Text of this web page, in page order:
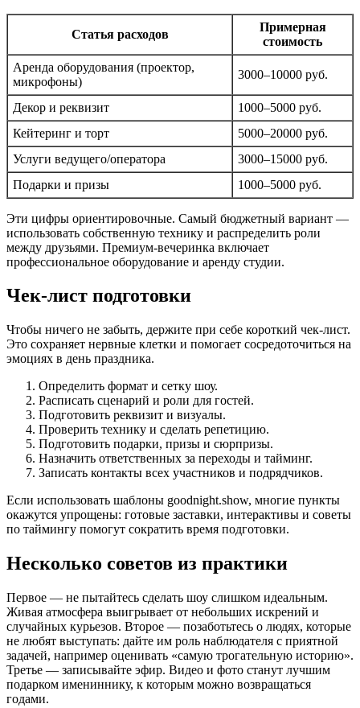
Статья расходов
Примерная
стоимость
Аренда оборудования (проектор,
микрофоны)
3000–10000 руб.
Декор и реквизит
1000–5000 руб.
Кейтеринг и торт
5000–20000 руб.
Услуги ведущего/оператора
3000–15000 руб.
Подарки и призы
1000–5000 руб.
Эти цифры ориентировочные. Самый бюджетный вариант —
использовать собственную технику и распределить роли
между друзьями. Премиум-вечеринка включает
профессиональное оборудование и аренду студии.
Чек-лист подготовки
Чтобы ничего не забыть, держите при себе короткий чек-лист.
Это сохраняет нервные клетки и помогает сосредоточиться на
эмоциях в день праздника.
Определить формат и сетку шоу.
Расписать сценарий и роли для гостей.
Подготовить реквизит и визуалы.
Проверить технику и сделать репетицию.
Подготовить подарки, призы и сюрпризы.
Назначить ответственных за переходы и тайминг.
Записать контакты всех участников и подрядчиков.
Если использовать шаблоны goodnight.show, многие пункты
окажутся упрощены: готовые заставки, интерактивы и советы
по таймингу помогут сократить время подготовки.
Несколько советов из практики
Первое — не пытайтесь сделать шоу слишком идеальным.
Живая атмосфера выигрывает от небольших искрений и
случайных курьезов. Второе — позаботьтесь о людях, которые
не любят выступать: дайте им роль наблюдателя с приятной
задачей, например оценивать «самую трогательную историю».
Третье — записывайте эфир. Видео и фото станут лучшим
подарком имениннику, к которым можно возвращаться
годами.